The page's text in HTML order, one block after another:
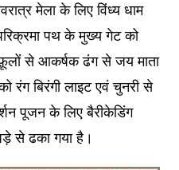
मेला के लिए विंध्य धाम
पथ के मुख्य गेट को
से आकर्षक ढंग से जय माता
रंग बिरंगी लाइट एवं चुनरी से
पूजन के लिए बैरीकेडिंग
से ढका गया है।